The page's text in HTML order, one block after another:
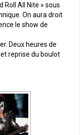
Roll All Nite » sous
On aura droit
le show de
Deux heures de
reprise du boulot